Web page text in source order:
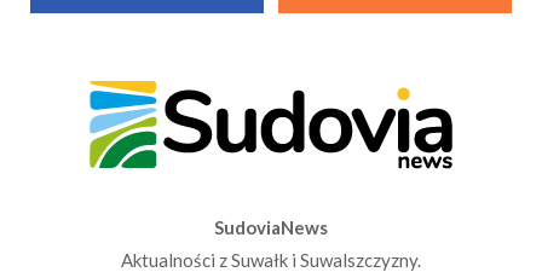
SudoviaNews
Aktualności z Suwałk i Suwalszczyzny.